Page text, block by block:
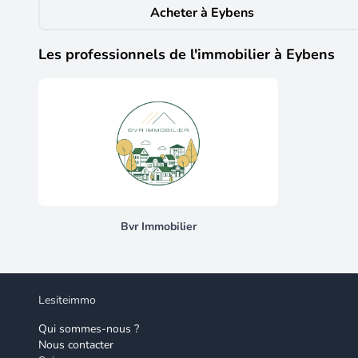
accès direct au jardin et à la terrasse. L'ensemble
bureau pouvant facilement être fermé afin de créer
qu'un WC indépendant, offrant confort et praticité au
son agencement fonctionnel, son excellent état
les commodités. Ne manquez pas cette opportunité
Conformément à la réglementation, certaines
du vendeur. La présentation d'une pièce d'identité
sur les risques auxquels ce bien est exposé, y
Acheter à Eybens
Les professionnels de l'immobilier à Eybens
Bvr Immobilier
Lesiteimmo
Qui sommes-nous ?
Nous contacter